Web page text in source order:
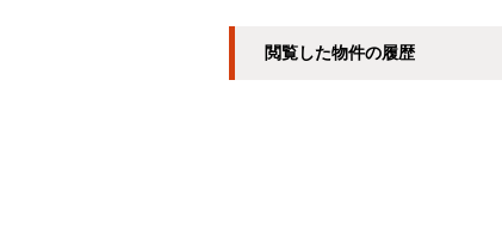
閲覧した物件の履歴